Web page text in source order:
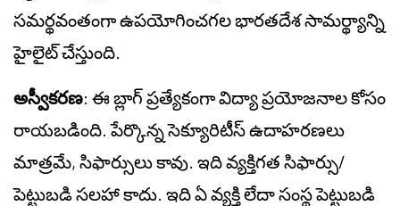
సమర్థవంతంగా ఉపయోగించగల భారతదేశ సామర్థ్యాన్ని
హైలైట్ చేస్తుంది.
అస్వీకరణ: ఈ బ్లాగ్ ప్రత్యేకంగా విద్యా ప్రయోజనాల కోసం
రాయబడింది. పేర్కొన్న సెక్యూరిటీస్ ఉదాహరణలు
మాత్రమే, సిఫార్సులు కావు. ఇది వ్యక్తిగత సిఫార్సు/
పెట్టుబడి సలహా కాదు. ఇది ఏ వ్యక్తి లేదా సంస్థ పెట్టుబడి